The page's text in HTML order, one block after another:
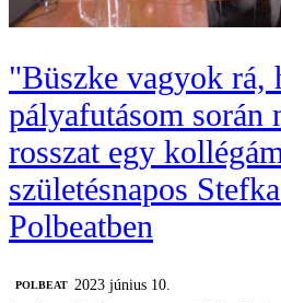
"Büszke vagyok rá,
pályafutásom során
rosszat egy
születésnapos
Polbeatben
‎POLBEAT 2023 június 10.